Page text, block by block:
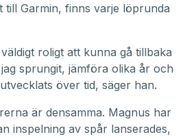
till Garmin, finns varje löprunda
roligt att kunna gå tillbaka
sprungit, jämföra olika år och
över tid, säger han.
är densamma. Magnus har
inspelning av spår lanserades,